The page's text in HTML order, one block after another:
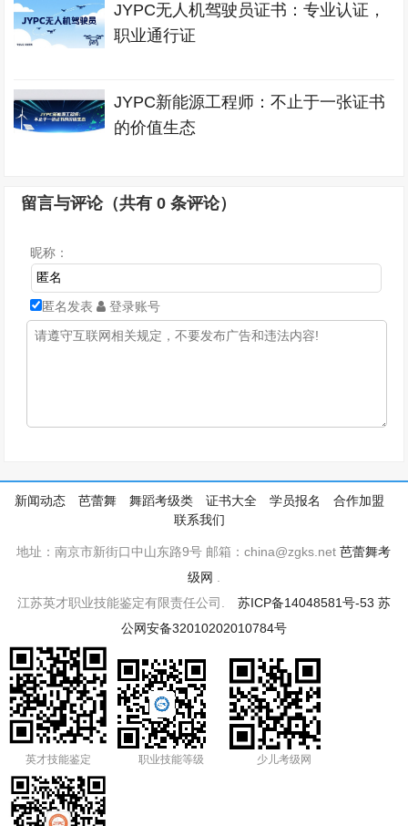
JYPC无人机驾驶员证书：专业认证，
职业通行证
JYPC新能源工程师：不止于一张证书
的价值生态
留言与评论（共有0 条评论）
昵称：
匿名发表 登录账号
新闻动态 芭蕾舞 舞蹈考级类 证书大全 学员报名
合作加盟
联系我们
地址：南京市新街口中山东路9号 邮箱：china@zgks.net芭蕾舞考
级网
江苏英才职业技能鉴定有限责任公司. 苏ICP备14048581号-53 苏
公网安备32010202010784号
英才技能鉴定 职业技能等级 少儿考级网